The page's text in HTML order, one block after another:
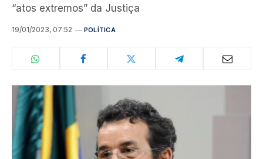
“atos extremos” da Justiça
19/01/2023, 07:52 POLÍTICA